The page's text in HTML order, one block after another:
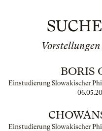
BORIS
Einstudierung Slowakischer
Einstudierung Slowakischer